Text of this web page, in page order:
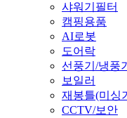
샤워기필터
캠핑용품
AI로봇
도어락
선풍기/냉풍기
보일러
재봉틀(미싱
CCTV/보안